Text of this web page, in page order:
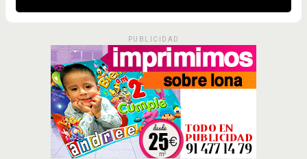
PUBLICIDAD